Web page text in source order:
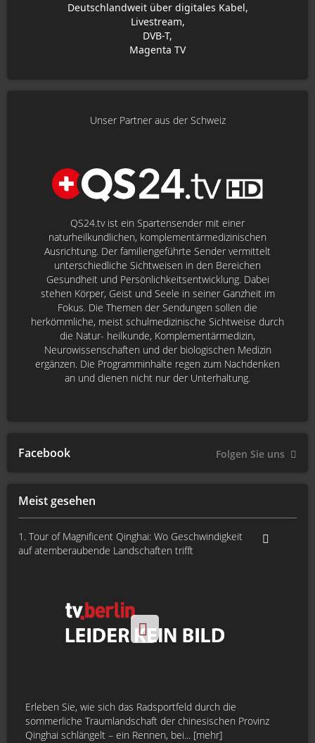
Meist gesehen
1. Tour of Magnificent Qinghai: Wo Geschwindigkeit
auf atemberaubende Landschaften trifft
Erleben Sie, wie sich das Radsportfeld durch die
sommerliche Traumlandschaft der chinesischen Provinz
Qinghai schlängelt – ein Rennen, bei... [mehr]
Deutschlandweit über digitales Kabel,
Livestream,
DVB-T,
Magenta TV
Unser Partner aus der Schweiz
QS24.tv ist ein Spartensender mit einer
naturheilkundlichen, komplementärmedizinischen
Ausrichtung. Der familiengeführte Sender vermittelt
unterschiedliche Sichtweisen in den Bereichen
Gesundheit und Persönlichkeitsentwicklung. Dabei
stehen Körper, Geist und Seele in seiner Ganzheit im
Fokus. Die Themen der Sendungen sollen die
herkömmliche, meist schulmedizinische Sichtweise durch
die Natur- heilkunde, Komplementärmedizin,
Neurowissenschaften und der biologischen Medizin
ergänzen. Die Programminhalte regen zum Nachdenken
an und dienen nicht nur der Unterhaltung.
Facebook Folgen Sie uns